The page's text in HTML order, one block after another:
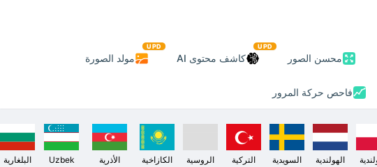
محسن الصور كاشف محتوى AI
UPD
مولد الصورة
UPD
فاحص حركة المرور
الهولندية
السويدية
التركية
الروسية
الكازاخية
الأذرية
Uzbek
البلغارية